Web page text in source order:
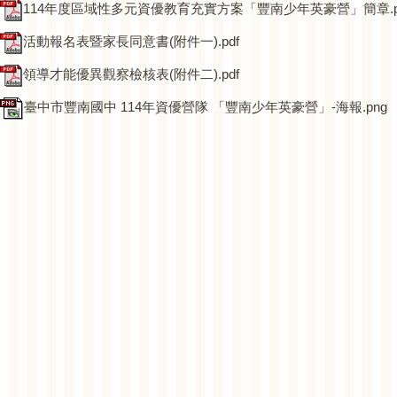
114年度區域性多元資優教育充實方案「豐南少年英豪營」簡章
活動報名表暨家長同意書(附件一).pdf
領導才能優異觀察檢核表(附件二).pdf
臺中市豐南國中 114年資優營隊 「豐南少年英豪營」-海報.png